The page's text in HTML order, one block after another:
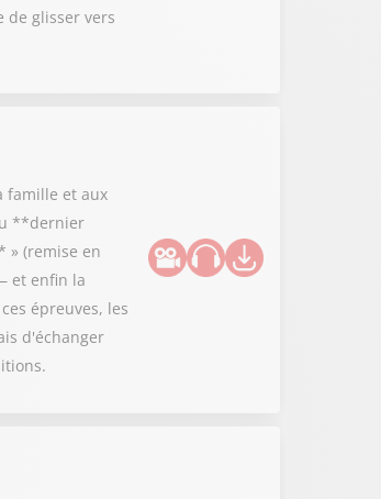
de glisser vers
famille et aux
**dernier
» (remise en
et enfin la
épreuves, les
d'échanger